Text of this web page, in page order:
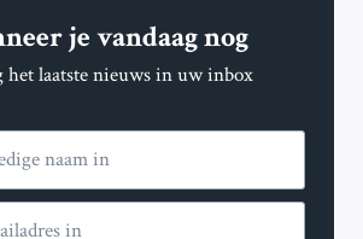
je vandaag nog
het laatste nieuws in uw inbox